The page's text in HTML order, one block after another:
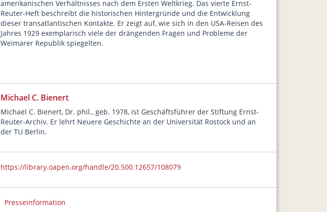
amerikanischen Verhältnisses nach dem Ersten Weltkrieg. Das vierte Ernst-
Reuter-Heft beschreibt die historischen Hintergründe und die Entwicklung
dieser transatlantischen Kontakte. Er zeigt auf, wie sich in den USA-Reisen des
Jahres 1929 exemplarisch viele der drängenden Fragen und Probleme der
Weimarer Republik spiegelten.
Michael C. Bienert
Michael C. Bienert, Dr. phil., geb. 1978, ist Geschäftsführer der Stiftung Ernst-
Reuter-Archiv. Er lehrt Neuere Geschichte an der Universität Rostock und an
der TU Berlin.
https://library.oapen.org/handle/20.500.12657/108079
Presseinformation